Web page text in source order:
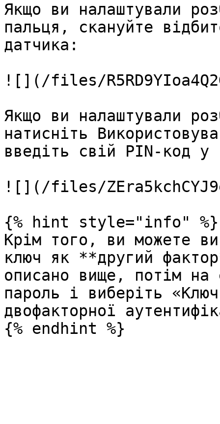
Якщо ви налаштували
пальця, скануйте
датчика:
![](/files/
Якщо ви налаштували
натисніть
введіть свій PIN-код у
![](/files/
{% hint style="info" %}
Крім того, ви можете
ключ як **другий
описано вище, потім на
пароль і виберіть
двофакторної